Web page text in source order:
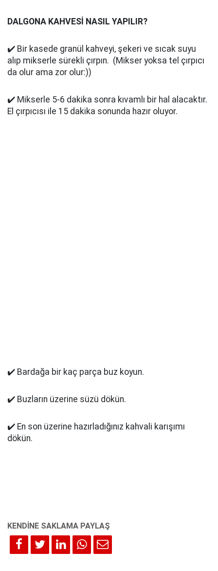
DALGONA KAHVESİ NASIL YAPILIR?
✔️ Bir kasede granül kahveyi, şekeri ve sıcak suyu
alıp mikserle sürekli çırpın. (Mikser yoksa tel çırpıcı
da olur ama zor olur:))
✔️ Mikserle 5-6 dakika sonra kıvamlı bir hal alacaktır.
El çırpıcısı ile 15 dakika sonunda hazır oluyor.
✔️ Bardağa bir kaç parça buz koyun.
✔️ Buzların üzerine süzü dökün.
✔️ En son üzerine hazırladığınız kahvali karışımı
dökün.